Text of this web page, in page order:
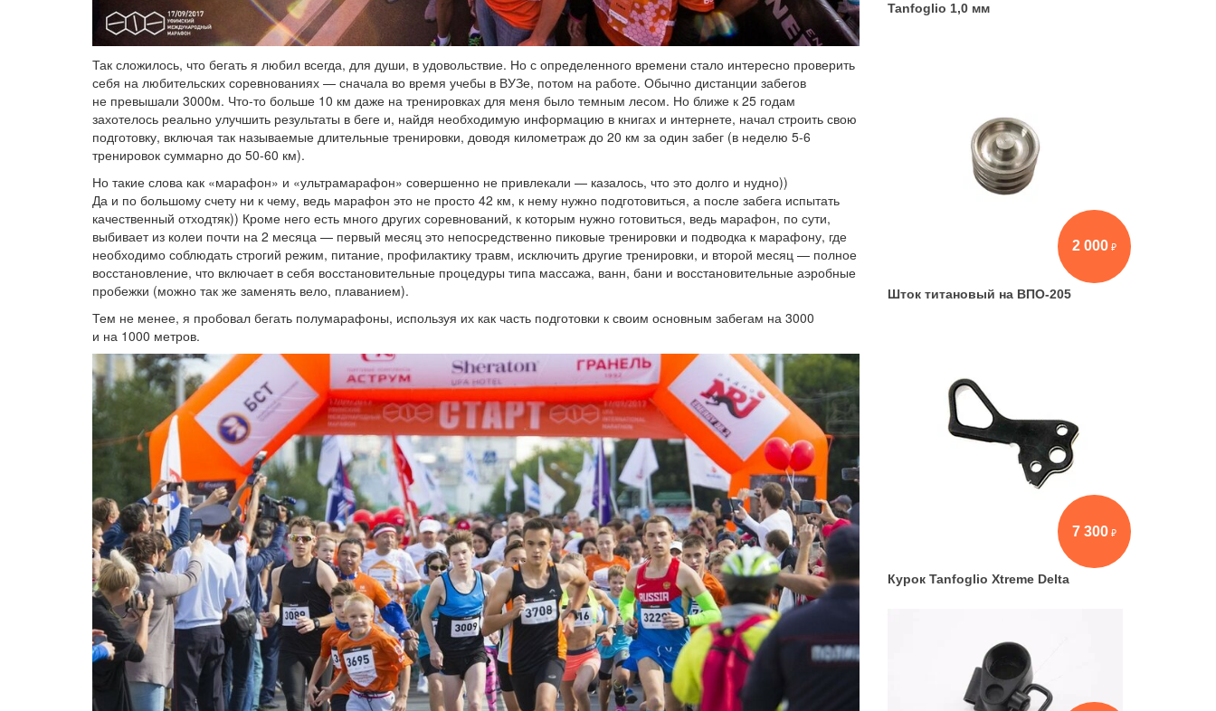
Так сложилось, что бегать я любил всегда, для души, в удовольствие. Но с определенного времени стало интересно проверить
себя на любительских соревнованиях — сначала во время учебы в ВУЗе, потом на работе. Обычно дистанции забегов
не превышали 3000м. Что-то больше 10 км даже на тренировках для меня было темным лесом. Но ближе к 25 годам
захотелось реально улучшить результаты в беге и, найдя необходимую информацию в книгах и интернете, начал строить свою
подготовку, включая так называемые длительные тренировки, доводя километраж до 20 км за один забег (в неделю 5-6
тренировок суммарно до 50-60 км).
Но такие слова как «марафон» и «ультрамарафон» совершенно не привлекали — казалось, что это долго и нудно))
Да и по большому счету ни к чему, ведь марафон это не просто 42 км, к нему нужно подготовиться, а после забега испытать
качественный отходтяк)) Кроме него есть много других соревнований, к которым нужно готовиться, ведь марафон, по сути,
выбивает из колеи почти на 2 месяца — первый месяц это непосредственно пиковые тренировки и подводка к марафону, где
необходимо соблюдать строгий режим, питание, профилактику травм, исключить другие тренировки, и второй месяц — полное
восстановление, что включает в себя восстановительные процедуры типа массажа, ванн, бани и восстановительные аэробные
пробежки (можно так же заменять вело, плаванием).
Тем не менее, я пробовал бегать полумарафоны, используя их как часть подготовки к своим основным забегам на 3000
и на 1000 метров.
Tanfoglio 1,0 мм
2 000
Шток титановый на ВПО-205
7 300
Курок Tanfoglio Xtreme Delta